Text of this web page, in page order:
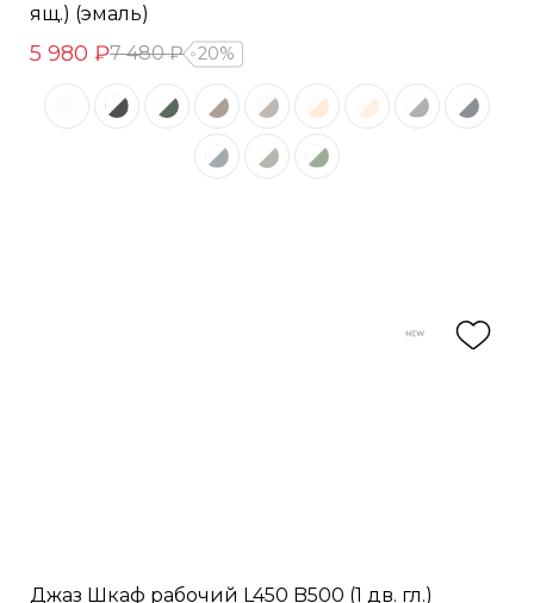
ящ.) (эмаль)
5 980 ₽7 480 ₽ 20%
Джаз Шкаф рабочий L450 B500 (1 дв. гл.)